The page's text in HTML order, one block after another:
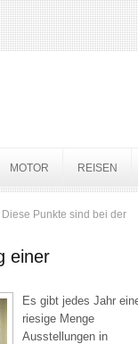
MOTOR REISEN
Diese Punkte sind bei der
einer
Es gibt jedes Jahr
riesige Menge
Ausstellungen in